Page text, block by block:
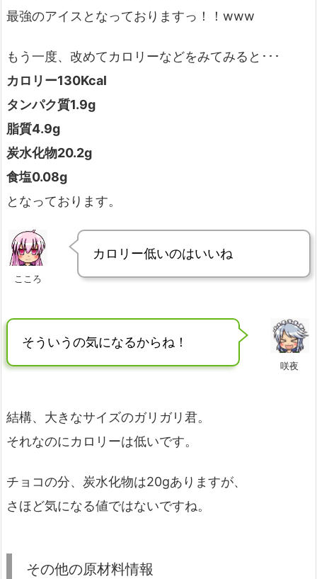
最強のアイスとなっておりますっ！！www
もう一度、改めてカロリーなどをみてみると･･･
カロリー130Kcal
タンパク質1.9g
脂質4.9g
炭水化物20.2g
食塩0.08g
となっております。
こころ
カロリー低いのはいいね
咲夜
そういうの気になるからね！
結構、大きなサイズのガリガリ君。
それなのにカロリーは低いです。
チョコの分、炭水化物は20gありますが、
さほど気になる値ではないですね。
その他の原材料情報